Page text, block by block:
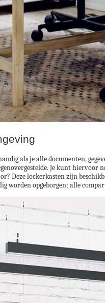
als je alle documenten,
Je kunt
Deze lockerkasten zijn
worden opgeborgen; alle